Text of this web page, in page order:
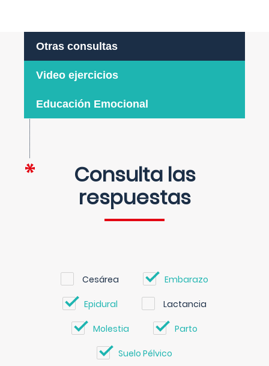
Otras consultas
Video ejercicios
Educación Emocional
Consulta las
respuestas
Cesárea Embarazo
Epidural Lactancia
Molestia Parto
Suelo Pélvico